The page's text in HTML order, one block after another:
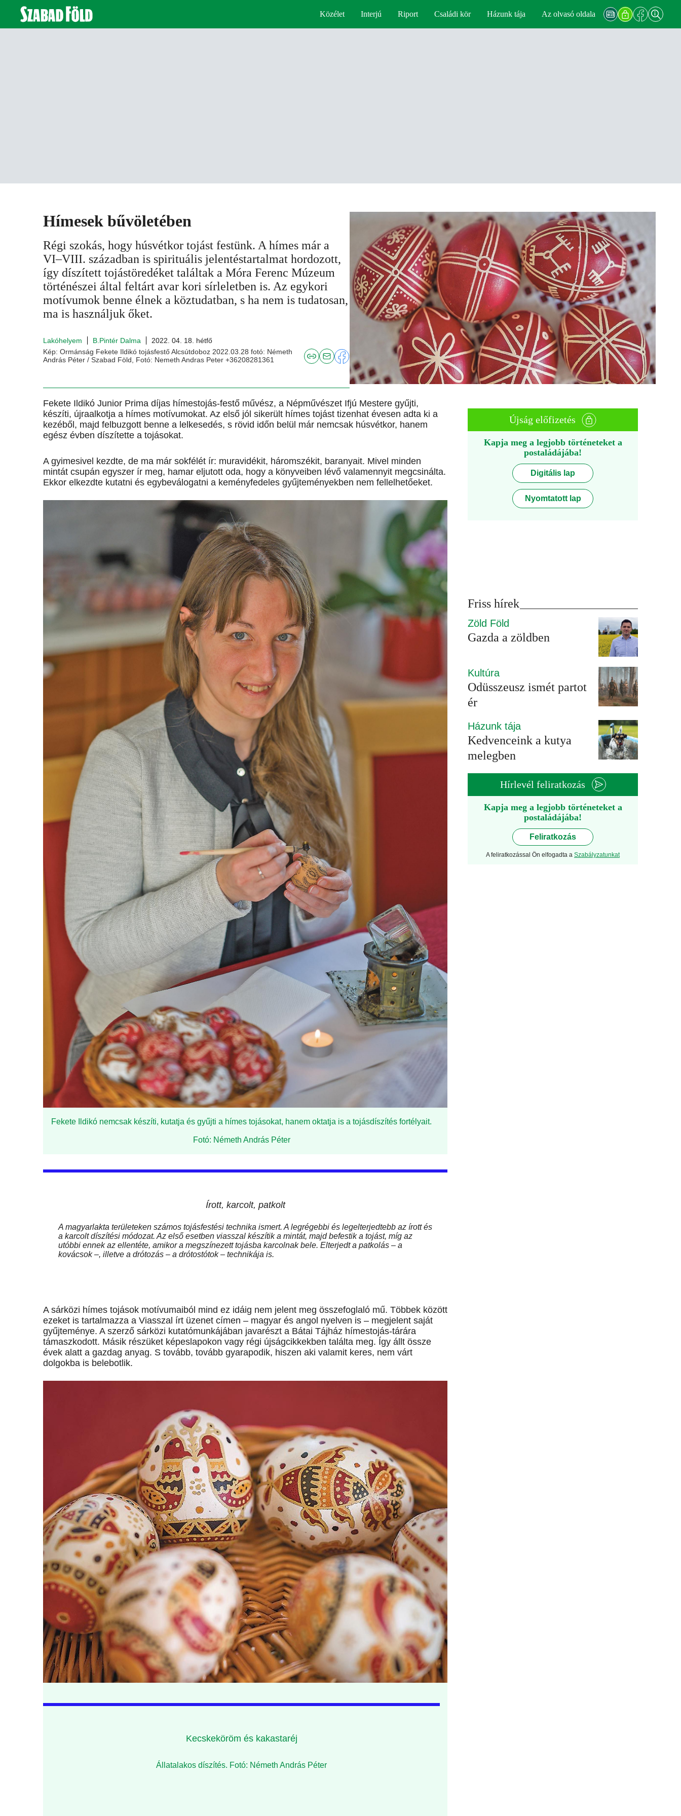
Közélet Interjú Riport Családi kör Házunk tája Az olvasó oldala
Hímesek bűvöletében
Régi szokás, hogy húsvétkor tojást festünk. A hímes már a
VI–VIII. században is spirituális jelentéstartalmat hordozott,
így díszített tojástöredéket találtak a Móra Ferenc Múzeum
történészei által feltárt avar kori sírleletben is. Az egykori
motívumok benne élnek a köztudatban, s ha nem is tudatosan,
ma is használjuk őket.
Lakóhelyem B.Pintér Dalma
2022. 04. 18. hétfő
Kép: Ormánság Fekete Ildikó tojásfestő Alcsútdoboz 2022.03.28 fotó: Németh
András Péter / Szabad Föld, Fotó: Nemeth Andras Peter +36208281361
Fekete Ildikó Junior Prima díjas hímestojás-festő művész, a Népművészet Ifjú Mestere gyűjti,
készíti, újraalkotja a hímes motívumokat. Az első jól sikerült hímes tojást tizenhat évesen adta ki a
kezéből, majd felbuzgott benne a lelkesedés, s rövid időn belül már nemcsak húsvétkor, hanem
egész évben díszítette a tojásokat.
A gyimesivel kezdte, de ma már sokfélét ír: muravidékit, háromszékit, baranyait. Mivel minden
mintát csupán egyszer ír meg, hamar eljutott oda, hogy a könyveiben lévő valamennyit megcsinálta.
Ekkor elkezdte kutatni és egybeválogatni a keményfedeles gyűjteményekben nem fellelhetőeket.
Fekete Ildikó nemcsak készíti, kutatja és gyűjti a hímes tojásokat, hanem oktatja is a tojásdíszítés fortélyait.
Fotó: Németh András Péter
Írott, karcolt, patkolt
A magyarlakta területeken számos tojásfestési technika ismert. A legrégebbi és legelterjedtebb az írott és
a karcolt díszítési módozat. Az első esetben viasszal készítik a mintát, majd befestik a tojást, míg az
utóbbi ennek az ellentéte, amikor a megszínezett tojásba karcolnak bele. Elterjedt a patkolás – a
kovácsok –, illetve a drótozás – a drótostótok – technikája is.
A sárközi hímes tojások motívumaiból mind ez idáig nem jelent meg összefoglaló mű. Többek között
ezeket is tartalmazza a Viasszal írt üzenet címen – magyar és angol nyelven is – megjelent saját
gyűjteménye. A szerző sárközi kutatómunkájában javarészt a Bátai Tájház hímestojás-tárára
támaszkodott. Másik részüket képeslapokon vagy régi újságcikkekben találta meg. Így állt össze
évek alatt a gazdag anyag. S tovább, tovább gyarapodik, hiszen aki valamit keres, nem várt
dolgokba is belebotlik.
Kecskeköröm és kakastaréj
Állatalakos díszítés. Fotó: Németh András Péter
Újság előfizetés
Kapja meg a legjobb történeteket a
postaládájába!
Digitális lap
Nyomtatott lap
Friss hírek
Zöld Föld
Gazda a zöldben
Kultúra
Odüsszeusz ismét partot
ér
Házunk tája
Kedvenceink a kutya
melegben
Hírlevél feliratkozás
Kapja meg a legjobb történeteket a
postaládájába!
Feliratkozás
A feliratkozással Ön elfogadta a Szabályzatunkat